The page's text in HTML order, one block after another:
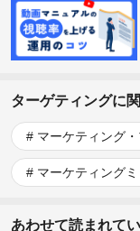
ターゲティングに
マーケティング
マーケティング
あわせて読まれて